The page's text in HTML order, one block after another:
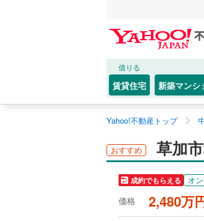
借りる
賃貸住宅 新築マンシ
Yahoo!不動産トップ
おすすめ 草加
成約でもらえる オ
価格 2,480万